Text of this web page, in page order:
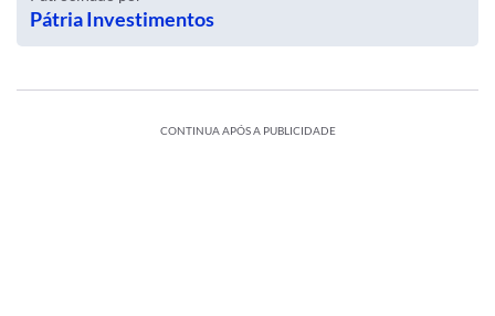
Pátria Investimentos
CONTINUA APÓS A PUBLICIDADE